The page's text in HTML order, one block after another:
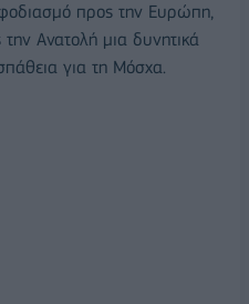
προς την Ευρώπη,
Ανατολή μια δυνητικά
για τη Μόσχα.